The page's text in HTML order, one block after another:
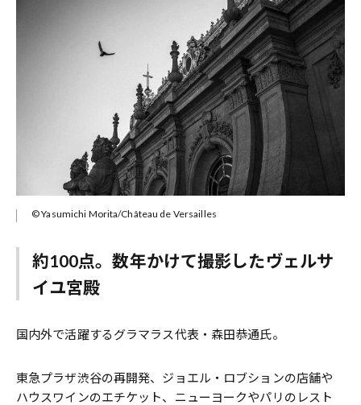
© Yasumichi Morita/Château de Versailles
約100点。数年かけて撮影したヴェルサ
イユ宮殿
国内外で活躍するグラマラス代表・森田恭通氏。
東急プラザ渋谷の再開発、ジョエル・ロブションの店舗や
ハウスワインのエチケット、ニューヨークやパリのレスト